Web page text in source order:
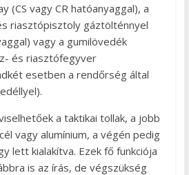
(CS vagy CR hatóanyaggal), a
riasztópisztoly gáztölténnyel
vagy a gumilövedék
és riasztófegyver
esetben a rendőrség által
a taktikai tollak, a jobb
vagy alumínium, a végén pedig
lett kialakítva. Ezek fő funkciója
is az írás, de végszükség